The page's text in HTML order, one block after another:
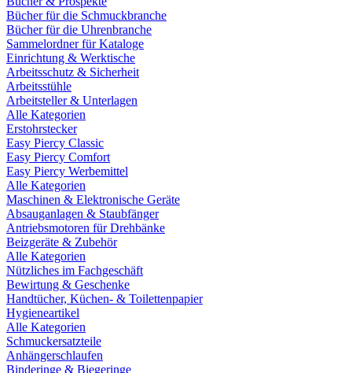
Bücher für die Schmuckbranche
Bücher für die Uhrenbranche
Sammelordner für Kataloge
Einrichtung & Werktische
Arbeitsschutz & Sicherheit
Arbeitsstühle
Arbeitsteller & Unterlagen
Alle Kategorien
Erstohrstecker
Easy Piercy Classic
Easy Piercy Comfort
Easy Piercy Werbemittel
Alle Kategorien
Maschinen & Elektronische Geräte
Absauganlagen & Staubfänger
Antriebsmotoren für Drehbänke
Beizgeräte & Zubehör
Alle Kategorien
Nützliches im Fachgeschäft
Bewirtung & Geschenke
Handtücher, Küchen- & Toilettenpapier
Hygieneartikel
Alle Kategorien
Schmuckersatzteile
Anhängerschlaufen
Binderinge & Biegeringe